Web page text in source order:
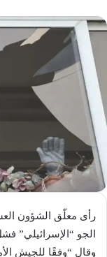
رأى معلّق الشؤون
الجو “الإسرائيلي”
وقال “وفقًا للجيش